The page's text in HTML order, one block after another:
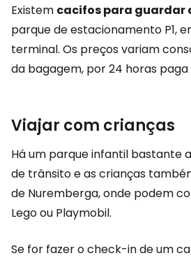
Existem cacifos para guardar
parque de estacionamento P1,
terminal. Os preços variam
da bagagem, por 24 horas paga
Viajar com crianças
Há um parque infantil bastante
de trânsito e as crianças
de Nuremberga, onde podem
Lego ou Playmobil.
Se for fazer o check-in de um